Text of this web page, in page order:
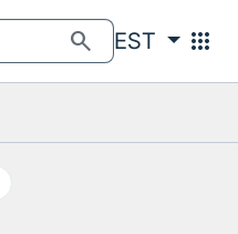
search EST apps